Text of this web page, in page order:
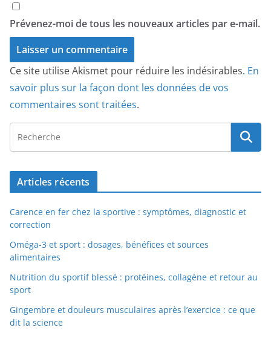
Prévenez-moi de tous les nouveaux articles par e-mail.
Ce site utilise Akismet pour réduire les indésirables. En
savoir plus sur la façon dont les données de vos
commentaires sont traitées.
Articles récents
Carence en fer chez la sportive : symptômes, diagnostic et
correction
Oméga-3 et sport : dosages, bénéfices et sources
alimentaires
Nutrition du sportif blessé : protéines, collagène et retour au
sport
Gingembre et douleurs musculaires après l’exercice : ce que
dit la science